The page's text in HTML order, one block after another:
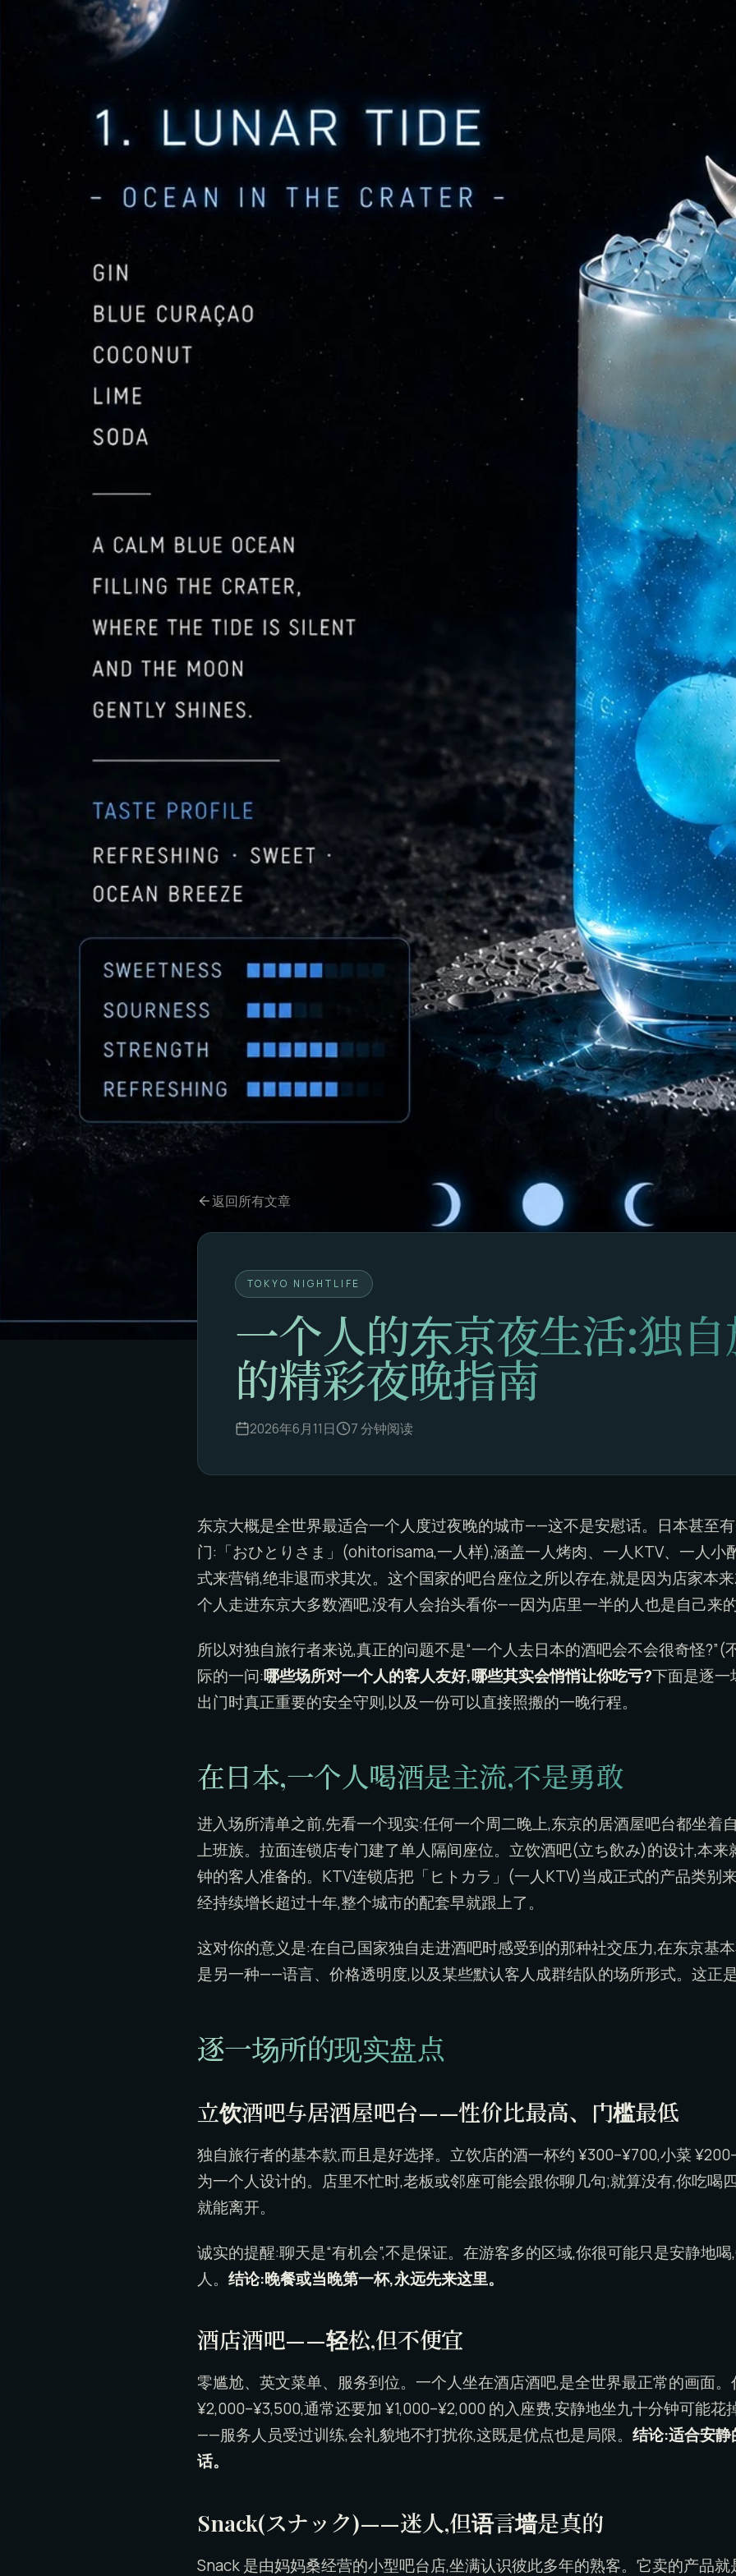
返回所有文章
TOKYO NIGHTLIFE
一个人的东京夜生活:独
的精彩夜晚指南
2026年6月11日 7分钟阅读
东京大概是全世界最适合一个人度过夜晚的城市——这不是安慰话。日本甚至
门:「おひとりさま」(ohitorisama,一人样),涵盖一人烤肉、一人KTV、一人小
式来营销,绝非退而求其次。这个国家的吧台座位之所以存在,就是因为店家本
个人走进东京大多数酒吧,没有人会抬头看你——因为店里一半的人也是自己来
所以对独自旅行者来说,真正的问题不是“一个人去日本的酒吧会不会很奇怪?”(
际的一问:哪些场所对一个人的客人友好,哪些其实会悄悄让你吃亏?下面是逐一
出门时真正重要的安全守则,以及一份可以直接照搬的一晚行程。
在日本,一个人喝酒是主流,不是勇敢
进入场所清单之前,先看一个现实:任何一个周二晚上,东京的居酒屋吧台都坐着
上班族。拉面连锁店专门建了单人隔间座位。立饮酒吧(立ち飲み)的设计,本来
钟的客人准备的。KTV连锁店把「ヒトカラ」(一人KTV)当成正式的产品类别
经持续增长超过十年,整个城市的配套早就跟上了。
这对你的意义是:在自己国家独自走进酒吧时感受到的那种社交压力,在东京基
是另一种——语言、价格透明度,以及某些默认客人成群结队的场所形式。这正
逐一场所的现实盘点
立饮酒吧与居酒屋吧台——性价比最高、门槛最低
独自旅行者的基本款,而且是好选择。立饮店的酒一杯约 ¥300–¥700,小菜
为一个人设计的。店里不忙时,老板或邻座可能会跟你聊几句;就算没有,你吃喝
就能离开。
诚实的提醒:聊天是“有机会”,不是保证。在游客多的区域,你很可能只是安静地
人。 结论:晚餐或当晚第一杯,永远先来这里。
酒店酒吧——轻松,但不便宜
零尴尬、英文菜单、服务到位。一个人坐在酒店酒吧,是全世界最正常的画面
¥2,000–¥3,500,通常还要加 ¥1,000–¥2,000 的入座费,安静地坐九十分钟可能花
——服务人员受过训练,会礼貌地不打扰你,这既是优点也是局限。 结论:适合安
话。
Snack(スナック)——迷人,但语言墙是真的
Snack 是由妈妈桑经营的小型吧台店,坐满认识彼此多年的熟客。它卖的产品